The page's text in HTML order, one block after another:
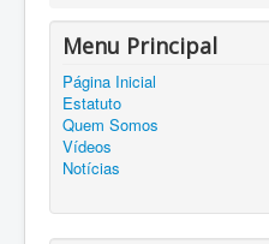
Menu Principal
Página Inicial
Estatuto
Quem Somos
Vídeos
Notícias